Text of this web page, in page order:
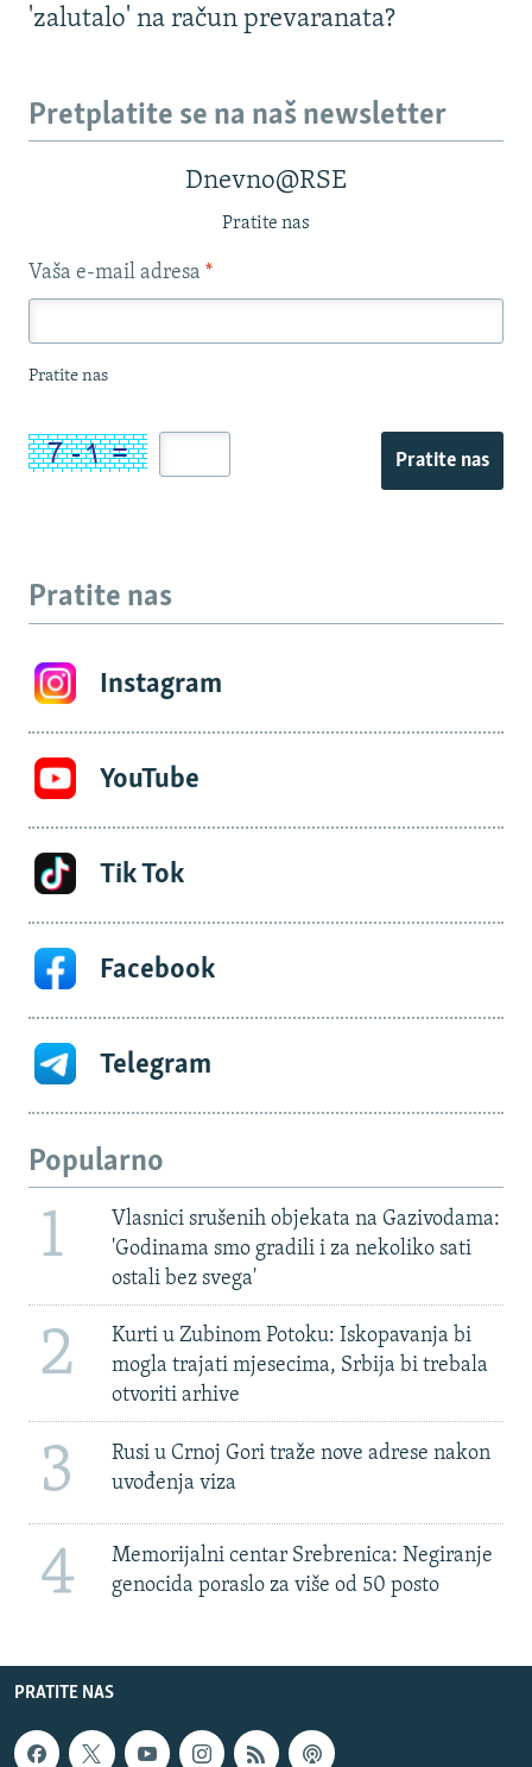
'zalutalo' na račun prevaranata?
Pretplatite se na naš newsletter
Dnevno@RSE
Pratite nas
Vaša e-mail adresa *
Pratite nas
Pratite nas
Pratite nas
Instagram
YouTube
Tik Tok
Facebook
Telegram
Popularno
1
Vlasnici srušenih objekata na Gazivodama:
'Godinama smo gradili i za nekoliko sati
ostali bez svega'
2
Kurti u Zubinom Potoku: Iskopavanja bi
mogla trajati mjesecima, Srbija bi trebala
otvoriti arhive
3
Rusi u Crnoj Gori traže nove adrese nakon
uvođenja viza
4
Memorijalni centar Srebrenica: Negiranje
genocida poraslo za više od 50 posto
PRATITE NAS